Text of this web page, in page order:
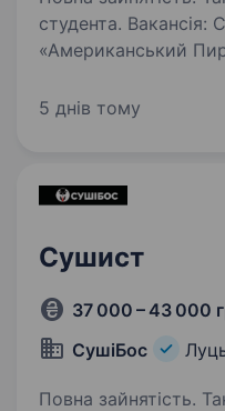
студента. Вакансія: Сушист у ресторані
«Американський Пиріг» Місце
якості продукції та
5 днів тому
Сушист
37 000 – 43 000
СушіБос
Повна зайнятість.